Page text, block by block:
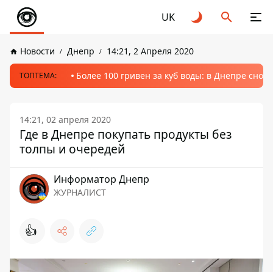
UK
Новости Днепр 14:21, 2 Апреля 2020
ТОПТЕМА: Более 100 гривен за куб воды: в Днепре
14:21, 02 апреля 2020
Где в Днепре покупать продукты без
толпы и очередей
Информатор Днепр
ЖУРНАЛИСТ
👍